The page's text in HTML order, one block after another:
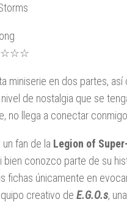
miniserie en dos partes,
de nostalgia que se
no llega a conectar conmigo.
fan de la Legion of
bien conozco parte de su
fichas únicamente en
creativo de E.G.O.s,